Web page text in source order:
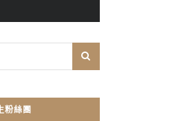
粉絲團